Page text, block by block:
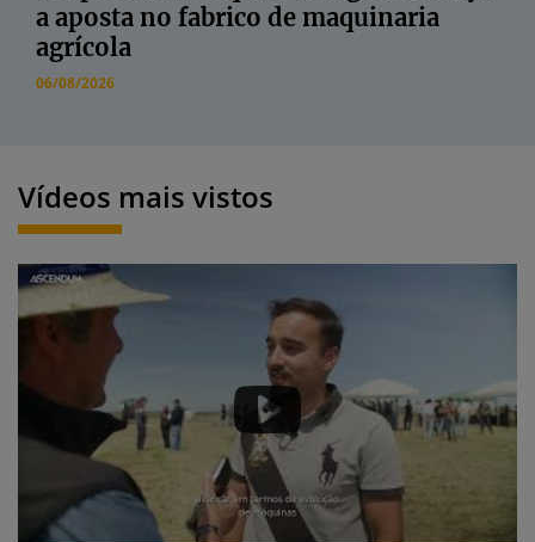
a aposta no fabrico de maquinaria
agrícola
06/08/2026
Vídeos mais vistos